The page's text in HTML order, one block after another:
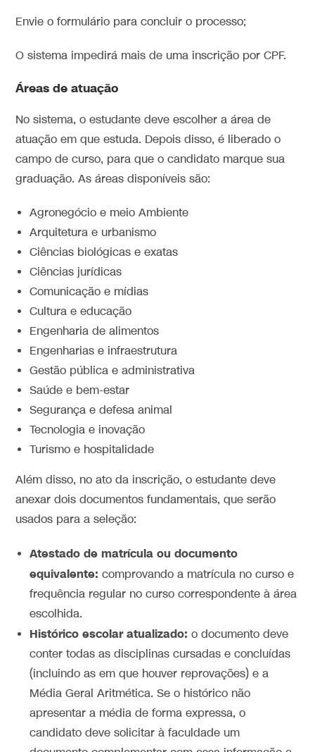
Envie o formulário para concluir o processo;
O sistema impedirá mais de uma inscrição por CPF.
Áreas de atuação
No sistema, o estudante deve escolher a área de
atuação em que estuda. Depois disso, é liberado o
campo de curso, para que o candidato marque sua
graduação. As áreas disponíveis são:
Agronegócio e meio Ambiente
Arquitetura e urbanismo
Ciências biológicas e exatas
Ciências jurídicas
Comunicação e mídias
Cultura e educação
Engenharia de alimentos
Engenharias e infraestrutura
Gestão pública e administrativa
Saúde e bem-estar
Segurança e defesa animal
Tecnologia e inovação
Turismo e hospitalidade
Além disso, no ato da inscrição, o estudante deve
anexar dois documentos fundamentais, que serão
usados para a seleção:
Atestado de matrícula ou documento
equivalente: comprovando a matrícula no curso e
frequência regular no curso correspondente à área
escolhida.
Histórico escolar atualizado: o documento deve
conter todas as disciplinas cursadas e concluídas
(incluindo as em que houver reprovações) e a
Média Geral Aritmética. Se o histórico não
apresentar a média de forma expressa, o
candidato deve solicitar à faculdade um